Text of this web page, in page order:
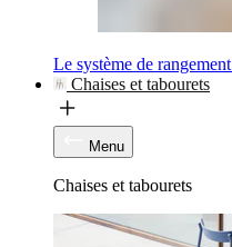
Le système de
Chaises et tabourets
Menu
Chaises et tabourets